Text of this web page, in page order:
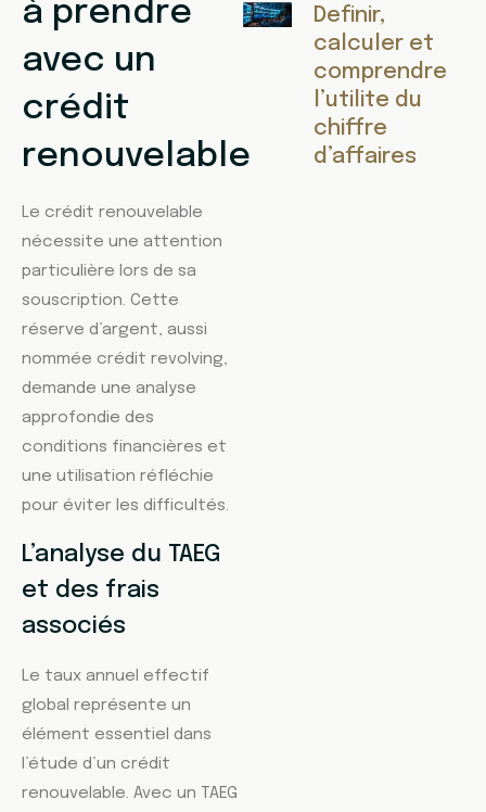
à prendre
avec un
crédit
renouvelable
Le crédit renouvelable
nécessite une attention
particulière lors de sa
souscription. Cette
réserve d’argent, aussi
nommée crédit revolving,
demande une analyse
approfondie des
conditions financières et
une utilisation réfléchie
pour éviter les difficultés.
L’analyse du TAEG
et des frais
associés
Le taux annuel effectif
global représente un
élément essentiel dans
l’étude d’un crédit
renouvelable. Avec un TAEG
Definir,
calculer et
comprendre
l’utilite du
chiffre
d’affaires